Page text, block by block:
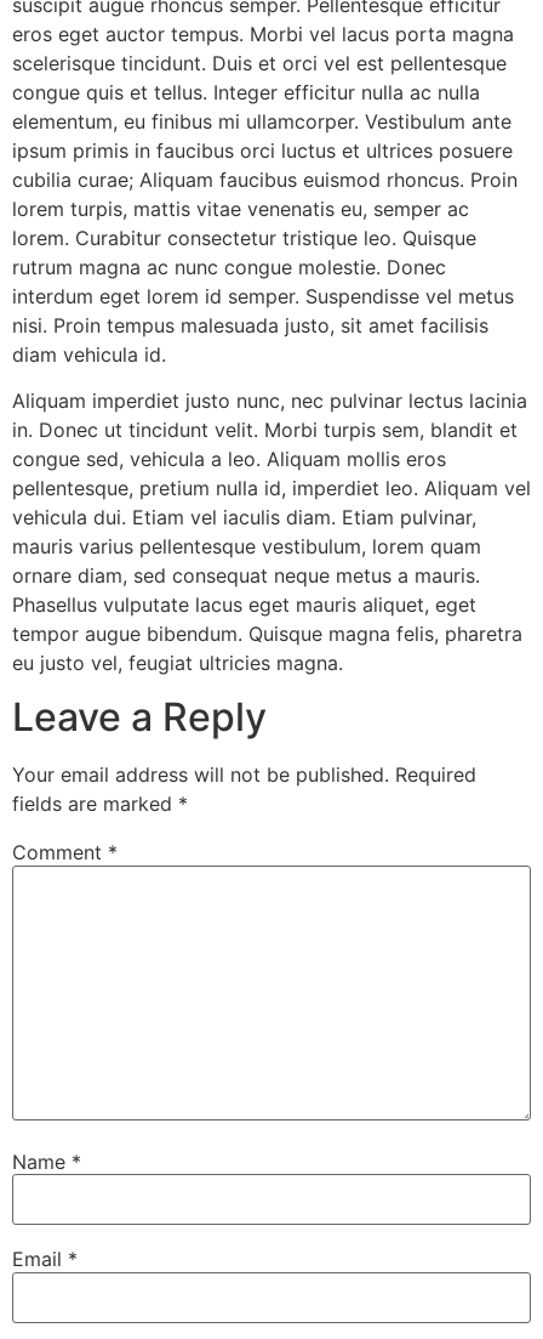
eros eget auctor tempus. Morbi vel lacus porta magna
scelerisque tincidunt. Duis et orci vel est pellentesque
congue quis et tellus. Integer efficitur nulla ac nulla
elementum, eu finibus mi ullamcorper. Vestibulum ante
ipsum primis in faucibus orci luctus et ultrices posuere
cubilia curae; Aliquam faucibus euismod rhoncus. Proin
lorem turpis, mattis vitae venenatis eu, semper ac
lorem. Curabitur consectetur tristique leo. Quisque
rutrum magna ac nunc congue molestie. Donec
interdum eget lorem id semper. Suspendisse vel metus
nisi. Proin tempus malesuada justo, sit amet facilisis
diam vehicula id.
Aliquam imperdiet justo nunc, nec pulvinar lectus lacinia
in. Donec ut tincidunt velit. Morbi turpis sem, blandit et
congue sed, vehicula a leo. Aliquam mollis eros
pellentesque, pretium nulla id, imperdiet leo. Aliquam vel
vehicula dui. Etiam vel iaculis diam. Etiam pulvinar,
mauris varius pellentesque vestibulum, lorem quam
ornare diam, sed consequat neque metus a mauris.
Phasellus vulputate lacus eget mauris aliquet, eget
tempor augue bibendum. Quisque magna felis, pharetra
eu justo vel, feugiat ultricies magna.
Leave a Reply
Your email address will not be published. Required
fields are marked *
Comment *
Name *
Email *